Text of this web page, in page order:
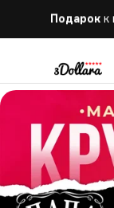
Бесплатная